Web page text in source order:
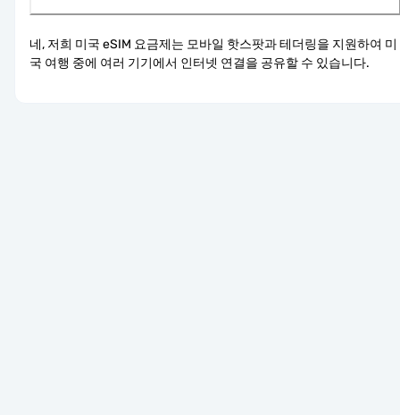
네, 저희 미국 eSIM 요금제는 모바일 핫스팟과 테더링을 지원하여 미
국 여행 중에 여러 기기에서 인터넷 연결을 공유할 수 있습니다.